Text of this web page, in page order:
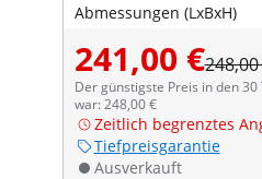
Abmessungen (LxBxH)
241,00 €248,00
Der günstigste Preis in den
war: 248,00 €
Zeitlich begrenztes
Tiefpreisgarantie
Ausverkauft